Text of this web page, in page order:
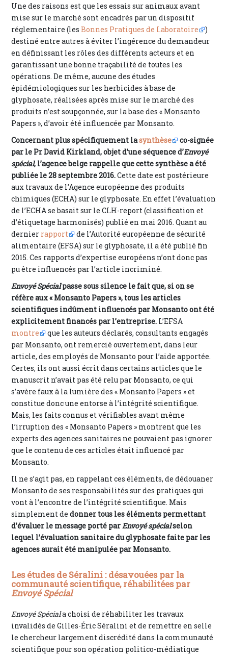
Une des raisons est que les essais sur animaux avant
mise sur le marché sont encadrés par un dispositif
réglementaire (lesBonnes Pratiques de Laboratoire
)
destiné entre autres à éviter l’ingérence du demandeur
en définissant les rôles des différents acteurs et en
garantissant une bonne traçabilité de toutes les
opérations. De même, aucune des études
épidémiologiques sur les herbicides à base de
glyphosate, réalisées après mise sur le marché des
produits n’est soupçonnée, sur la base des « Monsanto
Papers », d’avoir été influencée par Monsanto.
Concernant plus spécifiquement lasynthèse
co-signée
par le Pr David Kirkland, objet d’une séquence d’Envoyé
spécial, l’agence belge rappelle que cette synthèse a été
publiée le 28 septembre 2016.Cette date est postérieure
aux travaux de l’Agence européenne des produits
chimiques (ECHA) sur le glyphosate. En effet l’évaluation
de l’ECHA se basait sur le CLH-report (classification et
d’étiquetage harmonisés) publié en mai 2016. Quant au
dernier rapport
de l’Autorité européenne de sécurité
alimentaire (EFSA) sur le glyphosate, il a été publié fin
2015. Ces rapports d’expertise européens n’ont donc pas
pu être influencés par l’article incriminé.
Envoyé Spécialpasse sous silence le fait que, si on se
réfère aux « Monsanto Papers », tous les articles
scientifiques indûment influencés par Monsanto ont été
explicitement financés par l’entreprise. L’EFSA
montre
que les auteurs déclarés, consultants engagés
par Monsanto, ont remercié ouvertement, dans leur
article, des employés de Monsanto pour l’aide apportée.
Certes, ils ont aussi écrit dans certains articles que le
manuscrit n’avait pas été relu par Monsanto, ce qui
s’avère faux à la lumière des « Monsanto Papers » et
constitue donc une entorse à l’intégrité scientifique.
Mais, les faits connus et vérifiables avant même
l’irruption des « Monsanto Papers » montrent que les
experts des agences sanitaires ne pouvaient pas ignorer
que le contenu de ces articles était influencé par
Monsanto.
Il ne s’agit pas, en rappelant ces éléments, de dédouaner
Monsanto de ses responsabilités sur des pratiques qui
vont à l’encontre de l’intégrité scientifique. Mais
simplement de donner tous les éléments permettant
d’évaluer le message porté par Envoyé spécialselon
lequel l’évaluation sanitaire du glyphosate faite par les
agences aurait été manipulée par Monsanto.
Les études de Séralini : désavouées par la
communauté scientifique, réhabilitées par
Envoyé Spécial
Envoyé Spéciala choisi de réhabiliter les travaux
invalidés de Gilles-Éric Séralini et de remettre en selle
le chercheur largement discrédité dans la communauté
scientifique pour son opération politico-médiatique